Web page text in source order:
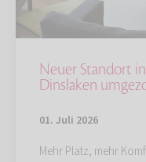
Neuer Standort
Dinslaken
01. Juli 2026
Mehr Platz, mehr